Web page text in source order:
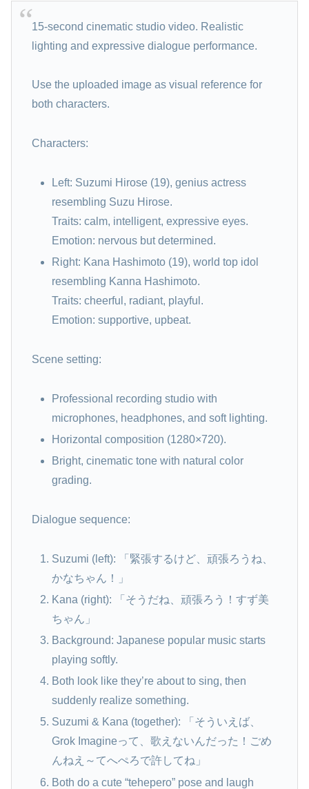
15-second cinematic studio video. Realistic
lighting and expressive dialogue performance.
Use the uploaded image as visual reference for
both characters.
Characters:
Left: Suzumi Hirose (19), genius actress
resembling Suzu Hirose.
Traits: calm, intelligent, expressive eyes.
Emotion: nervous but determined.
Right: Kana Hashimoto (19), world top idol
resembling Kanna Hashimoto.
Traits: cheerful, radiant, playful.
Emotion: supportive, upbeat.
Scene setting:
Professional recording studio with
microphones, headphones, and soft lighting.
Horizontal composition (1280×720).
Bright, cinematic tone with natural color
grading.
Dialogue sequence:
Suzumi (left): 「緊張するけど、頑張ろうね、
かなちゃん！」
Kana (right): 「そうだね、頑張ろう！すず美
ちゃん」
Background: Japanese popular music starts
playing softly.
Both look like they’re about to sing, then
suddenly realize something.
Suzumi & Kana (together): 「そういえば、
Grok Imagineって、歌えないんだった！ごめ
んねえ～てへぺろで許してね」
Both do a cute “tehepero” pose and laugh